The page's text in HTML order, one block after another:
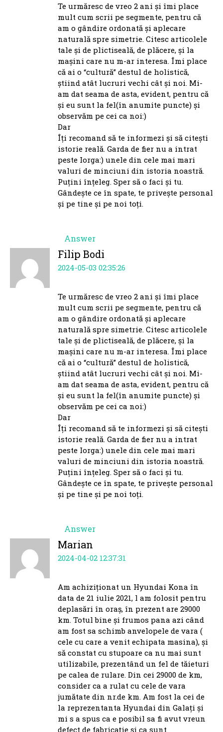
Te urmăresc de vreo 2 ani și îmi place
mult cum scrii pe segmente, pentru că
am o gândire ordonată și aplecare
naturală spre simetrie. Citesc articolele
tale și de plictiseală, de plăcere, și la
mașini care nu m-ar interesa. Îmi place
că ai o “cultură” destul de holistică,
știind atât lucruri vechi cât și noi. Mi-
am dat seama de asta, evident, pentru că
și eu sunt la fel(în anumite puncte) și
observăm pe cei ca noi:)
Dar
Îți recomand să te informezi și să citești
istorie reală. Garda de fier nu a intrat
peste Iorga:) unele din cele mai mari
valuri de minciuni din istoria noastră.
Puțini înțeleg. Sper să o faci și tu.
Gândește ce în spate, te privește personal
și pe tine și pe noi toți.
Answer
Filip Bodi
2024-05-03 02:35:26
Te urmăresc de vreo 2 ani și îmi place
mult cum scrii pe segmente, pentru că
am o gândire ordonată și aplecare
naturală spre simetrie. Citesc articolele
tale și de plictiseală, de plăcere, și la
mașini care nu m-ar interesa. Îmi place
că ai o “cultură” destul de holistică,
știind atât lucruri vechi cât și noi. Mi-
am dat seama de asta, evident, pentru că
și eu sunt la fel(în anumite puncte) și
observăm pe cei ca noi:)
Dar
Îți recomand să te informezi și să citești
istorie reală. Garda de fier nu a intrat
peste Iorga:) unele din cele mai mari
valuri de minciuni din istoria noastră.
Puțini înțeleg. Sper să o faci și tu.
Gândește ce în spate, te privește personal
și pe tine și pe noi toți.
Answer
Marian
2024-04-02 12:37:31
Am achiziționat un Hyundai Kona în
data de 21 iulie 2021, l am folosit pentru
deplasări în oraș, în prezent are 29000
km. Totul bine și frumos pana azi când
am fost sa schimb anvelopele de vara (
cele cu care a venit echipata masina), și
să constat cu stupoare ca nu mai sunt
utilizabile, prezentând un fel de tăieturi
pe calea de rulare. Din cei 29000 de km,
consider ca a rulat cu cele de vara
jumătate din nr.de km. Am fost la cei de
la reprezentanta Hyundai din Galați și
mi s a spus ca e posibil sa fi avut vreun
defect de fabricație și ca sunt